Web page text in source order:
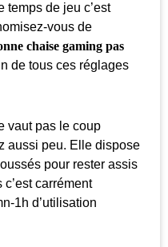
temps de jeu c’est
vous de
chaise gaming pas
de tous ces réglages
vaut pas le coup
aussi peu. Elle dispose
pour rester assis
carrément
1h d’utilisation